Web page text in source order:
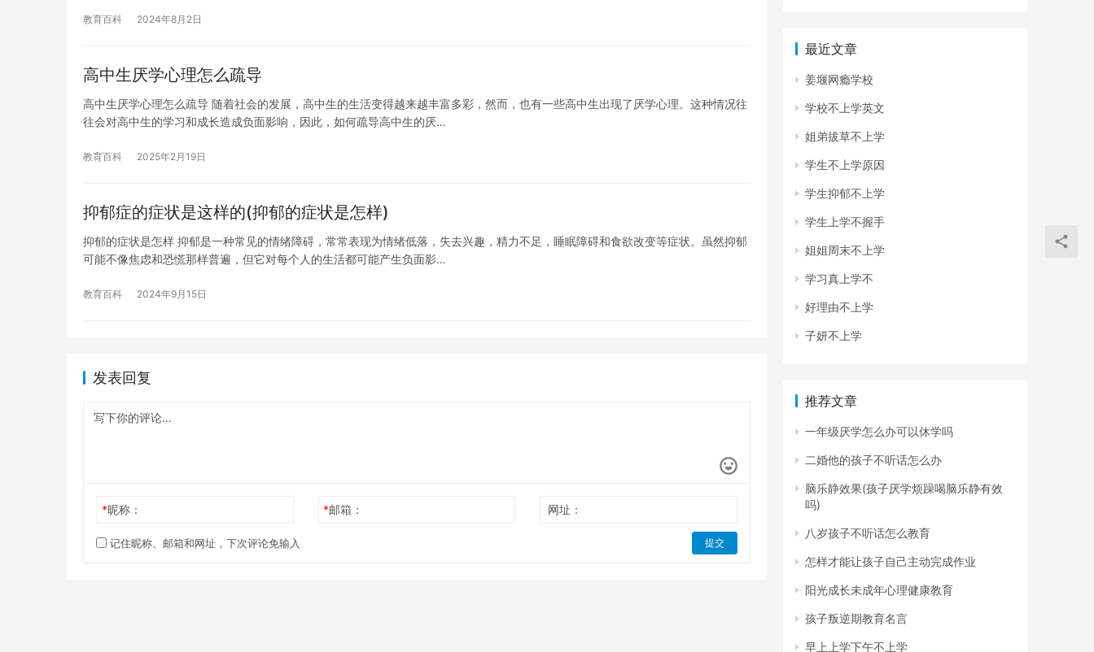
教育百科 2024年8月2日
高中生厌学心理怎么疏导
高中生厌学心理怎么疏导 随着社会的发展，高中生的生活变得越来越丰富多彩，然而，也有一些高中生出现了厌学心理。这种情况往
往会对高中生的学习和成长造成负面影响，因此，如何疏导高中生的厌…
教育百科 2025年2月19日
抑郁症的症状是这样的(抑郁的症状是怎样)
抑郁的症状是怎样 抑郁是一种常见的情绪障碍，常常表现为情绪低落，失去兴趣，精力不足，睡眠障碍和食欲改变等症状。虽然抑郁
可能不像焦虑和恐慌那样普遍，但它对每个人的生活都可能产生负面影…
教育百科 2024年9月15日
发表回复
*昵称： *邮箱： 网址：
记住昵称、邮箱和网址，下次评论免输入 提交
最近文章
姜堰网瘾学校
学校不上学英文
姐弟拔草不上学
学生不上学原因
学生抑郁不上学
学生上学不握手
姐姐周末不上学
学习真上学不
好理由不上学
子妍不上学
推荐文章
一年级厌学怎么办可以休学吗
二婚他的孩子不听话怎么办
脑乐静效果(孩子厌学烦躁喝脑乐静有效
吗)
八岁孩子不听话怎么教育
怎样才能让孩子自己主动完成作业
阳光成长未成年心理健康教育
孩子叛逆期教育名言
早上上学下午不上学